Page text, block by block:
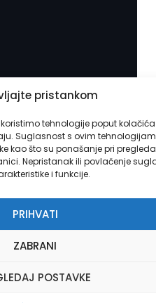
pristankom
tehnologije poput
Suglasnost s ovim
kao što su ponašanje pri
Nepristanak ili povlačenje
i funkcije.
PRIHVATI
ZABRANI
POSTAVKE